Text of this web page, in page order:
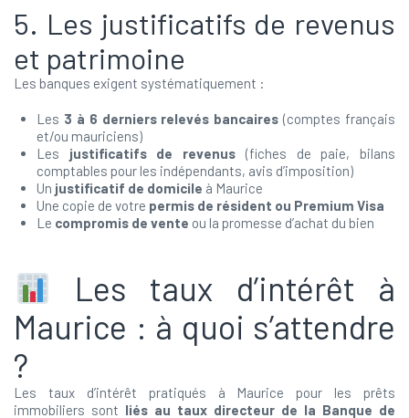
5. Les justificatifs de revenus
et patrimoine
Les banques exigent systématiquement :
Les 3 à 6 derniers relevés bancaires (comptes français
et/ou mauriciens)
Les justificatifs de revenus (fiches de paie, bilans
comptables pour les indépendants, avis d’imposition)
Un justificatif de domicile à Maurice
Une copie de votre permis de résident ou Premium Visa
Le compromis de vente ou la promesse d’achat du bien
Les taux d’intérêt à
Maurice : à quoi s’attendre
?
Les taux d’intérêt pratiqués à Maurice pour les prêts
immobiliers sont liés au taux directeur de la Banque de